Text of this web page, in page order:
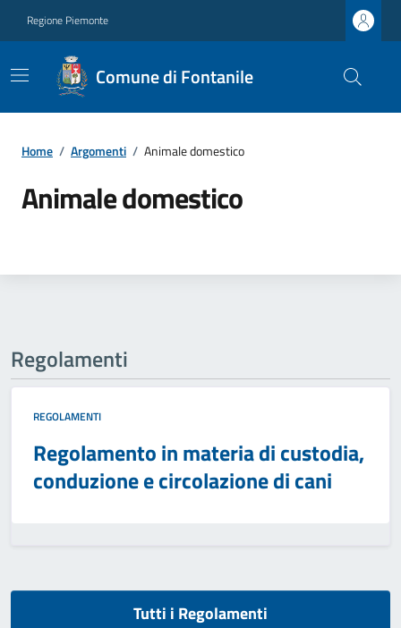
Regione Piemonte
Comune di Fontanile
Home / Argomenti / Animale domestico
Animale domestico
Regolamenti
REGOLAMENTI
Regolamento in materia di custodia,
conduzione e circolazione di cani
Tutti i Regolamenti